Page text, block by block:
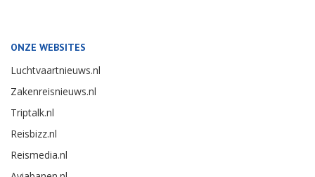
ONZE WEBSITES
Luchtvaartnieuws.nl
Zakenreisnieuws.nl
Triptalk.nl
Reisbizz.nl
Reismedia.nl